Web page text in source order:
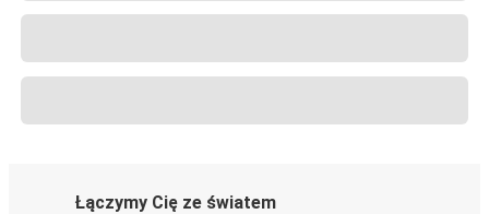
Łączymy Cię ze światem